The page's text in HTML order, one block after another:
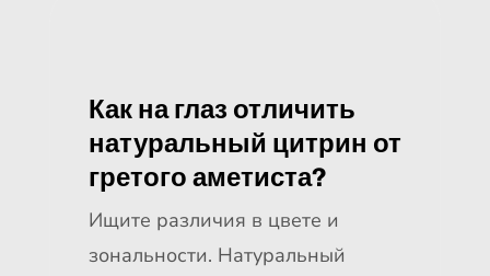
Как на глаз отличить
натуральный цитрин от
гретого аметиста?
Ищите различия в цвете и
зональности. Натуральный